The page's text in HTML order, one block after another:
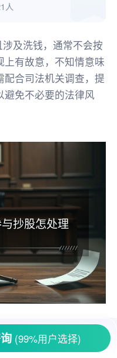
人
及洗钱，通常不会按
有故意，不知情意味
合司法机关调查，提
避免不必要的法律风
抄股怎处理
的投资活动，但要
可就麻烦大了。有
(99%用户选择)